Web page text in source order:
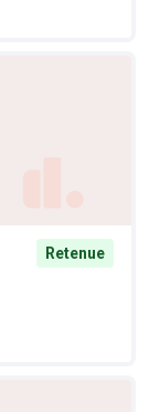
Retenue